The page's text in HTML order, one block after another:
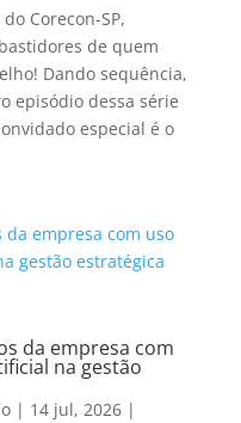
Corecon-SP,
de quem
Dando sequência,
episódio dessa série
especial é o
da empresa com
na gestão
| 14 jul, 2026|